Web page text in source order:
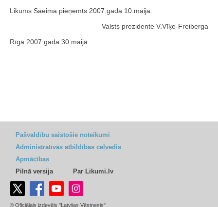
Likums Saeimā pieņemts 2007.gada 10.maijā.
Valsts prezidente V.Vīķe-Freiberga
Rīgā 2007.gada 30.maijā
Pašvaldību saistošie noteikumi
Administratīvās atbildības ceļvedis
Apmācības
Pilnā versija
Par Likumi.lv
© Oficiālais izdevējs "Latvijas Vēstnesis"